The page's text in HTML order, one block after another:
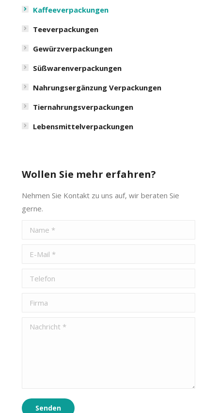
Kaffeeverpackungen
Teeverpackungen
Gewürzverpackungen
Süßwarenverpackungen
Nahrungsergänzung Verpackungen
Tiernahrungsverpackungen
Lebensmittelverpackungen
Wollen Sie mehr erfahren?
Nehmen Sie Kontakt zu uns auf, wir beraten Sie
gerne.
Name *
E-Mail *
Telefon
Firma
Nachricht *
Senden